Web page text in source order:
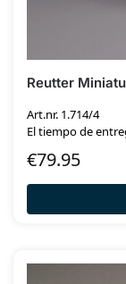
Reutter
Art.nr. 1.714/4
El tiempo de
€79.95